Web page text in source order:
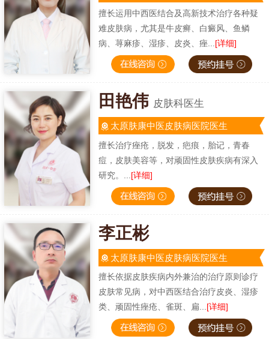
擅长运用中西医结合及高新技术治疗各种疑
难皮肤病，尤其是牛皮癣、白癜风、鱼鳞
病、荨麻疹、湿疹、皮炎、痤... [详细]
田艳伟 皮肤科医生
太原肤康中医皮肤病医院医生
擅长治疗痤疮，脱发，疤痕，胎记，青春
痘，皮肤美容等，对顽固性皮肤疾病有深入
研究。... [详细]
李正彬
太原肤康中医皮肤病医院医生
擅长依据皮肤疾病内外兼治的治疗原则诊疗
皮肤常见病，对中西医结合治疗皮炎、湿疹
类、顽固性痤疮、雀斑、扁...[详细]